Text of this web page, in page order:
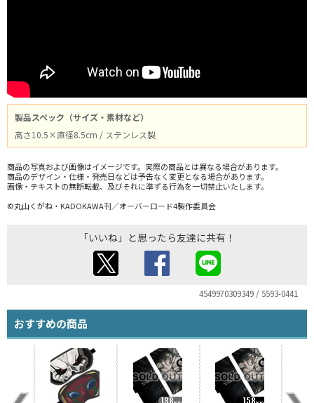
製品スペック（サイズ・素材など）
高さ10.5×直径8.5cm / ステンレス製
商品の写真および画像はイメージです。実際の商品とは異なる場合があります。
商品のデザイン・仕様・発売日などは予告なく変更となる場合があります。
画像・テキストの無断転載、及びそれに準ずる行為を一切禁止いたします。
©丸山くがね・KADOKAWA刊／オーバーロード4製作委員会
「いいね」と思ったら友達に共有！
4549970309349 / 5593-0441
おすすめの商品